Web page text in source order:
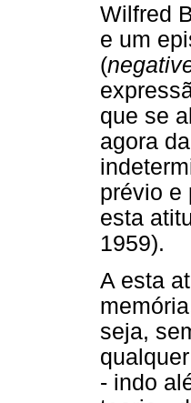
Wilfred
e um
(
que se
agora
prévio e
esta
1959).
A esta
seja,
- indo